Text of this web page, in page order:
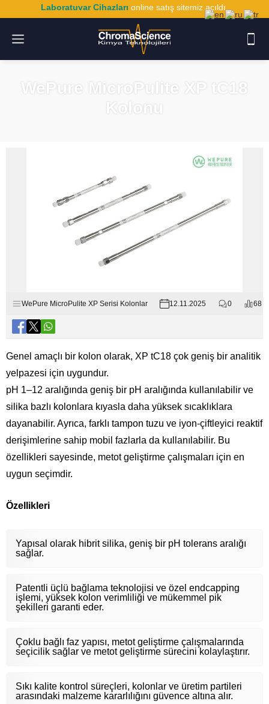
Laboratuvar Cihazları online satış sitemiz açıldı.
WePure MicroPulite XP tC18
Kolonu
WePure MicroPulite XP Serisi Kolonlar 12.11.2025 0 68
Genel amaçlı bir kolon olarak, XP tC18 çok geniş bir analitik
yelpazesi için uygundur.
pH 1–12 aralığında geniş bir pH aralığında kullanılabilir ve
silika bazlı kolonlara kıyasla daha yüksek sıcaklıklara
dayanabilir. Ayrıca, farklı tampon tuzu ve iyon-çiftleyici reaktif
derişimlerine sahip mobil fazlarla da kullanılabilir. Bu
özellikleri sayesinde, metot geliştirme çalışmaları için en
uygun seçimdir.
Özellikleri
Yapısal olarak hibrit silika, geniş bir pH tolerans aralığı
sağlar.
Patentli üçlü bağlama teknolojisi ve özel endcapping
işlemi, yüksek kolon verimliliği ve mükemmel pik
şekilleri garanti eder.
Çoklu bağlı faz yapısı, metot geliştirme çalışmalarında
seçicilik sağlar ve metot geliştirme sürecini kolaylaştırır.
Sıkı kalite kontrol süreçleri, kolonlar ve üretim partileri
arasındaki malzeme kararlılığını güvence altına alır.